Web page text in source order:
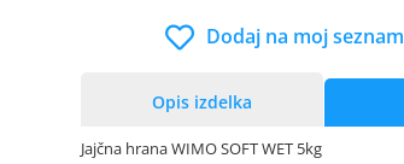
Dodaj na moj seznam
Opis izdelka
Jajčna hrana WIMO SOFT WET 5kg